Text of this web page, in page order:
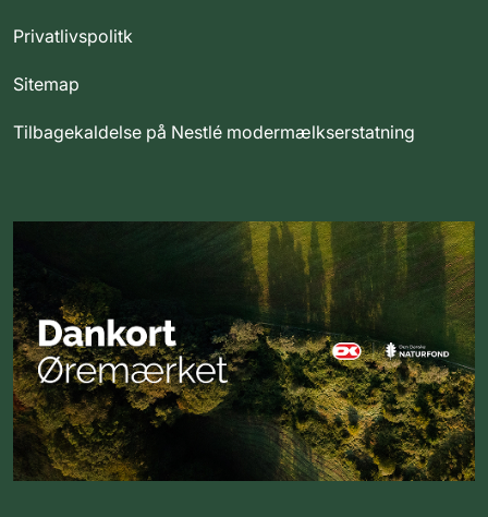
Privatlivspolitk
Sitemap
Tilbagekaldelse på Nestlé modermælkserstatning